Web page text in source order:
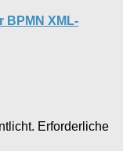
BPMN XML-
Erforderliche